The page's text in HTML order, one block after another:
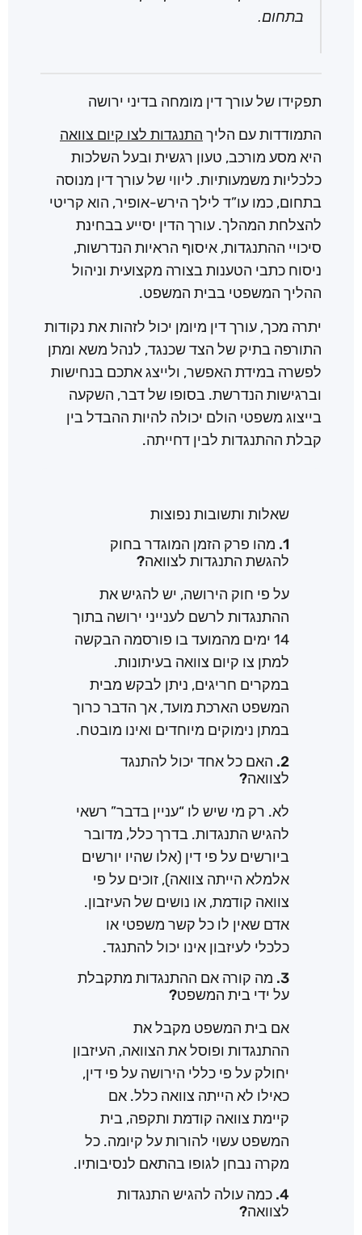
בתחום.
תפקידו של עורך דין מומחה בדיני ירושה
התמודדות עם הליך התנגדות לצו קיום צוואה
היא מסע מורכב, טעון רגשית ובעל השלכות
כלכליות משמעותיות. ליווי של עורך דין מנוסה
בתחום, כמו עו”ד לילך הירש-אופיר, הוא קריטי
להצלחת המהלך. עורך הדין יסייע בבחינת
סיכויי ההתנגדות, איסוף הראיות הנדרשות,
ניסוח כתבי הטענות בצורה מקצועית וניהול
ההליך המשפטי בבית המשפט.
יתרה מכך, עורך דין מיומן יכול לזהות את נקודות
התורפה בתיק של הצד שכנגד, לנהל משא ומתן
לפשרה במידת האפשר, ולייצג אתכם בנחישות
וברגישות הנדרשת. בסופו של דבר, השקעה
בייצוג משפטי הולם יכולה להיות ההבדל בין
קבלת ההתנגדות לבין דחייתה.
שאלות ותשובות נפוצות
1. מהו פרק הזמן המוגדר בחוק
להגשת התנגדות לצוואה?
על פי חוק הירושה, יש להגיש את
ההתנגדות לרשם לענייני ירושה בתוך
14 ימים מהמועד בו פורסמה הבקשה
למתן צו קיום צוואה בעיתונות.
במקרים חריגים, ניתן לבקש מבית
המשפט הארכת מועד, אך הדבר כרוך
במתן נימוקים מיוחדים ואינו מובטח.
2. האם כל אחד יכול להתנגד
לצוואה?
לא. רק מי שיש לו “עניין בדבר” רשאי
להגיש התנגדות. בדרך כלל, מדובר
ביורשים על פי דין (אלו שהיו יורשים
אלמלא הייתה צוואה), זוכים על פי
צוואה קודמת, או נושים של העיזבון.
אדם שאין לו כל קשר משפטי או
כלכלי לעיזבון אינו יכול להתנגד.
3. מה קורה אם ההתנגדות מתקבלת
על ידי בית המשפט?
אם בית המשפט מקבל את
ההתנגדות ופוסל את הצוואה, העיזבון
יחולק על פי כללי הירושה על פי דין,
כאילו לא הייתה צוואה כלל. אם
קיימת צוואה קודמת ותקפה, בית
המשפט עשוי להורות על קיומה. כל
מקרה נבחן לגופו בהתאם לנסיבותיו.
4. כמה עולה להגיש התנגדות
לצוואה?